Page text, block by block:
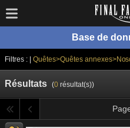
Base de
Filtres : | Quêtes>Quêtes
Résultats (0résultat(s))